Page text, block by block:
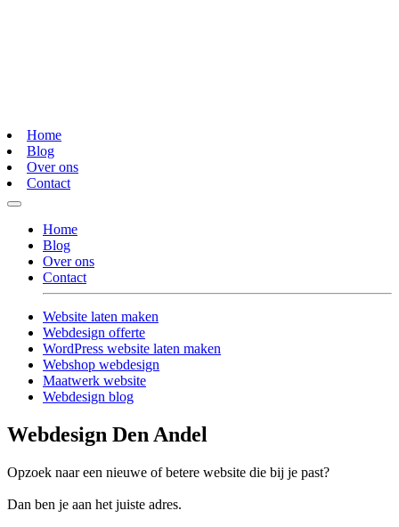
Home
Blog
Over ons
Contact
Home
Blog
Over ons
Contact
Website laten maken
Webdesign offerte
WordPress website laten maken
Webshop webdesign
Maatwerk website
Webdesign blog
Webdesign Den Andel
Opzoek naar een nieuwe of betere website die bij je past?
Dan ben je aan het juiste adres.